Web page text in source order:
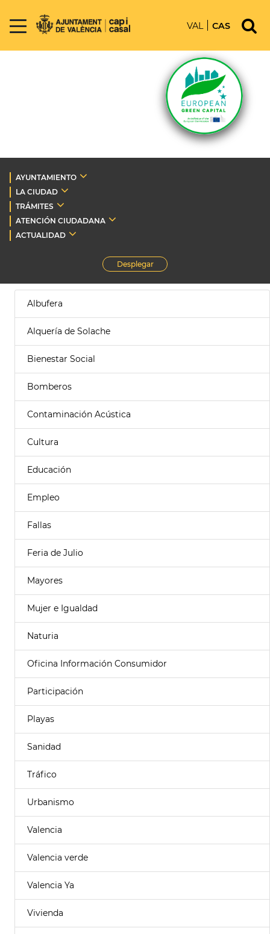
VAL CAS
AYUNTAMIENTO
LA CIUDAD
TRÁMITES
ATENCIÓN CIUDADANA
ACTUALIDAD
Desplegar
Albufera
Alquería de Solache
Bienestar Social
Bomberos
Contaminación Acústica
Cultura
Educación
Empleo
Fallas
Feria de Julio
Mayores
Mujer e Igualdad
Naturia
Oficina Información Consumidor
Participación
Playas
Sanidad
Tráfico
Urbanismo
Valencia
Valencia verde
Valencia Ya
Vivienda